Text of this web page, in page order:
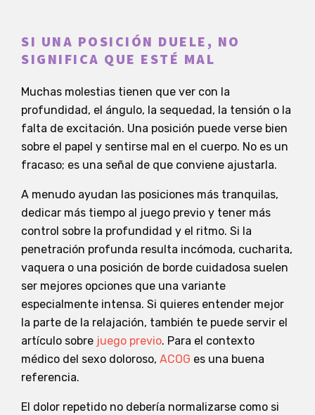
SI UNA POSICIÓN DUELE, NO
SIGNIFICA QUE ESTÉ MAL
Muchas molestias tienen que ver con la
profundidad, el ángulo, la sequedad, la tensión o la
falta de excitación. Una posición puede verse bien
sobre el papel y sentirse mal en el cuerpo. No es un
fracaso; es una señal de que conviene ajustarla.
A menudo ayudan las posiciones más tranquilas,
dedicar más tiempo al juego previo y tener más
control sobre la profundidad y el ritmo. Si la
penetración profunda resulta incómoda, cucharita,
vaquera o una posición de borde cuidadosa suelen
ser mejores opciones que una variante
especialmente intensa. Si quieres entender mejor
la parte de la relajación, también te puede servir el
artículo sobre juego previo. Para el contexto
médico del sexo doloroso, ACOG es una buena
referencia.
El dolor repetido no debería normalizarse como si